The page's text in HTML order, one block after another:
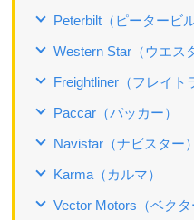
Peterbilt（ピータービル
Western Star（ウエス
Freightliner（フレイト
Paccar（パッカー）
Navistar（ナビスター）
Karma（カルマ）
Vector Motors（ベクタ